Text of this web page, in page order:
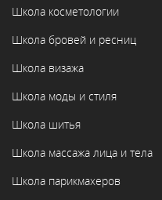
Школа косметологии
Школа бровей и ресниц
Школа визажа
Школа моды и стиля
Школа шитья
Школа массажа лица и тела
Школа парикмахеров